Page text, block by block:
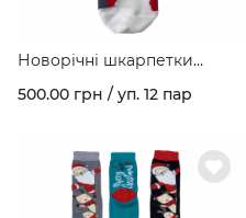
Новорічні шкарпетки
зимові махрові з малюнком
"Santa" асорті кольорів в
500.00 грн / уп. 12 пар